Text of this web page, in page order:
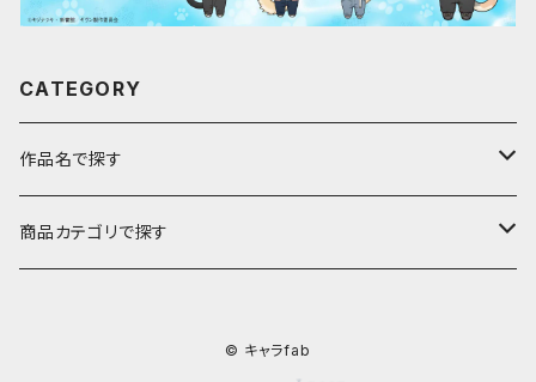
CATEGORY
作品名で探す
ア行
商品カテゴリで探す
© キャラfab